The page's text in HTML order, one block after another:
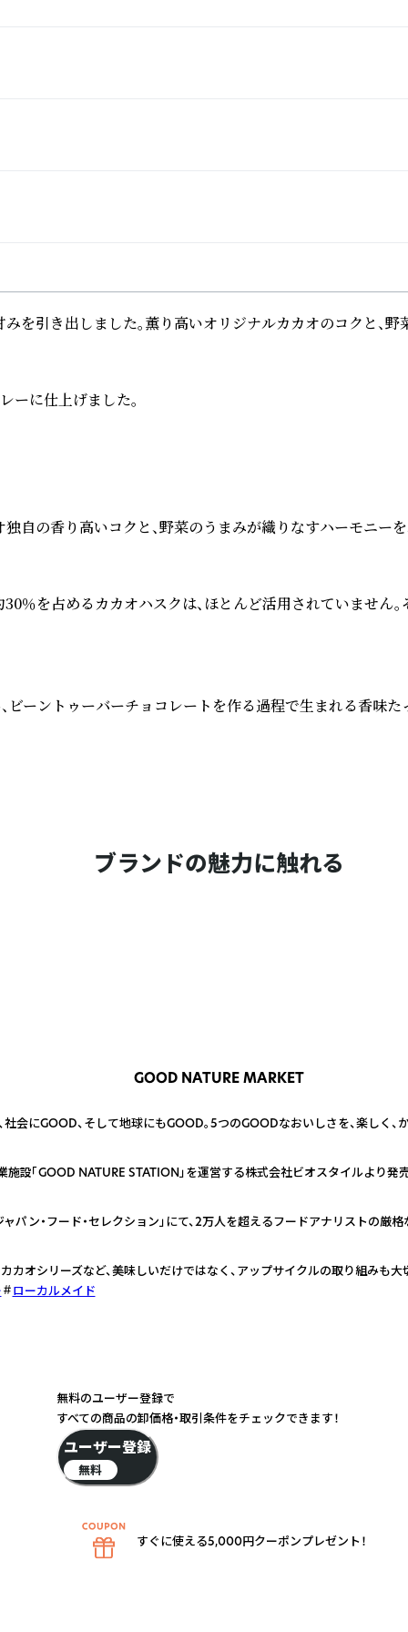
引き出しました。薫り高いオリジナルカカオのコクと、
ーに仕上げました。
自の香り高いコクと、野菜のうまみが織りなすハーモニー
占めるカカオハスクは、ほとんど活用されていま
トゥーバーチョコレートを作る過程で生まれる香味
ブランドの魅力に触れる
GOOD NATURE MARKET
会にGOOD、そして地球にもGOOD。5つのGOODなおいしさを、楽しく、
設「GOOD NATURE STATION」を運営する株式会社ビオスタイルより発
パン・フード・セレクション」にて、2万人を超えるフードアナリストの厳
オシリーズなど、美味しいだけではなく、アップサイクルの取り組みも大
ローカルメイド
無料のユーザー登録で
すべての商品の卸価格・取引条件をチェックできます！
ユーザー登録
無料
すぐに使える5,000円クーポンプレゼント！